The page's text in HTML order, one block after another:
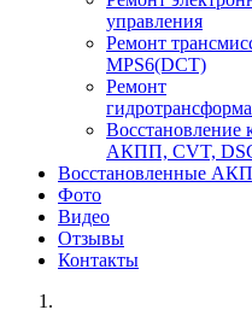
управления
Ремонт
MPS6(DCT)
Ремонт
Восстановление
АКПП, CVT,
Восстановленные
Фото
Видео
Отзывы
Контакты